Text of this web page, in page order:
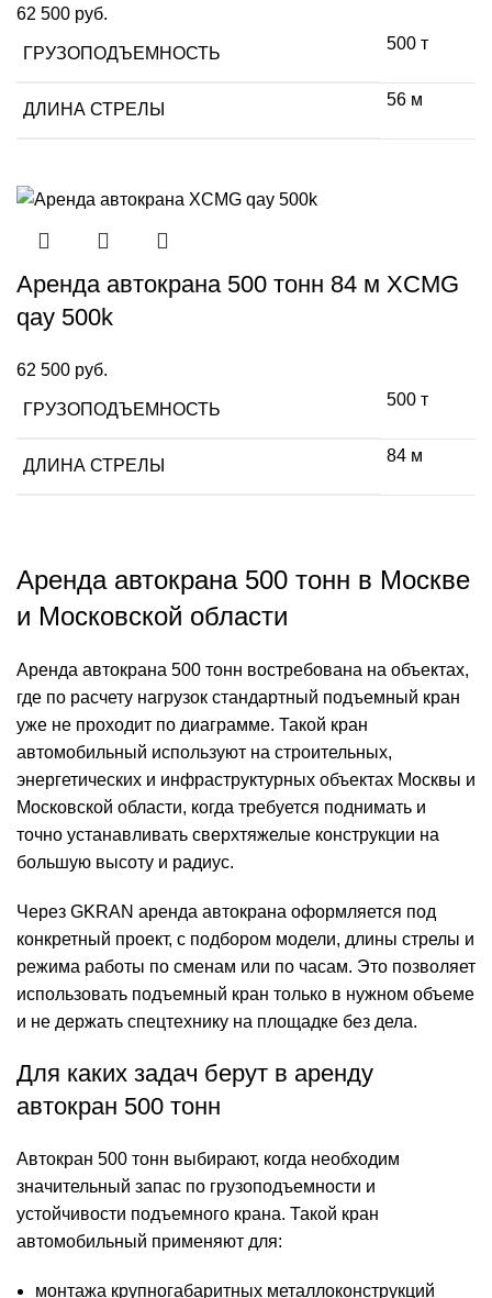
62 500 руб.
ГРУЗОПОДЪЕМНОСТЬ
500 т
ДЛИНА СТРЕЛЫ
56 м
Аренда автокрана 500 тонн 84 м XCMG
qay 500k
62 500 руб.
ГРУЗОПОДЪЕМНОСТЬ
500 т
ДЛИНА СТРЕЛЫ
84 м
Аренда автокрана 500 тонн в Москве
и Московской области
Аренда автокрана 500 тонн востребована на объектах,
где по расчету нагрузок стандартный подъемный кран
уже не проходит по диаграмме. Такой кран
автомобильный используют на строительных,
энергетических и инфраструктурных объектах Москвы и
Московской области, когда требуется поднимать и
точно устанавливать сверхтяжелые конструкции на
большую высоту и радиус.
Через GKRAN аренда автокрана оформляется под
конкретный проект, с подбором модели, длины стрелы и
режима работы по сменам или по часам. Это позволяет
использовать подъемный кран только в нужном объеме
и не держать спецтехнику на площадке без дела.
Для каких задач берут в аренду
автокран 500 тонн
Автокран 500 тонн выбирают, когда необходим
значительный запас по грузоподъемности и
устойчивости подъемного крана. Такой кран
автомобильный применяют для:
монтажа крупногабаритных металлоконструкций